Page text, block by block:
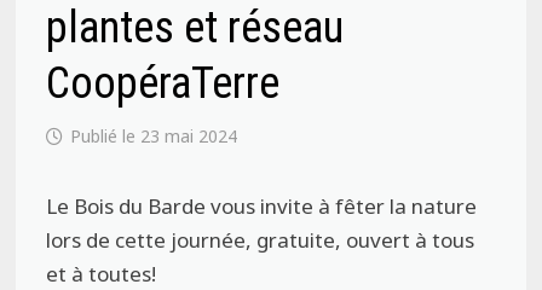
plantes et réseau
CoopéraTerre
23 mai 2024
Le Bois du Barde vous invite à fêter la nature
lors de cette journée, gratuite, ouvert à tous
et à toutes!